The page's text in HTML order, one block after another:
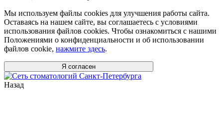
Мы используем файлы cookies для улучшения работы сайта.
Оставаясь на нашем сайте, вы соглашаетесь с условиями
использования файлов cookies. Чтобы ознакомиться с нашими
Положениями о конфиденциальности и об использовании
файлов cookie, нажмите здесь.
Я согласен
Назад